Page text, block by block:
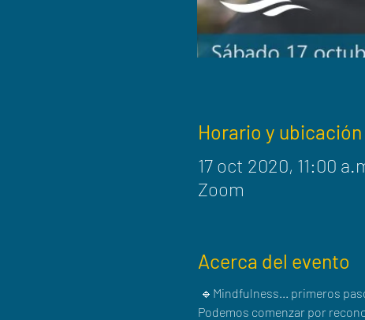
Horario y ubicación
17 oct 2020, 11:00
Zoom
Acerca del evento
🔹Mindfulness... primeros
Podemos comenzar por